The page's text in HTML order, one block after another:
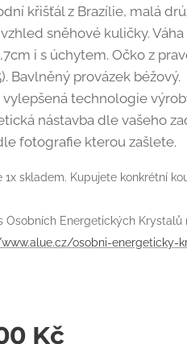
křišťál z Brazílie, malá
sněhové kuličky. Váha
i s úchytem. Očko z
Bavlněný provázek béžový.
vylepšená technologie
nástavba dle vašeho
fotografie kterou zašlete.
1x skladem. Kupujete konkrétní
Osobních Energetických Krystalů
osobni-energeticky-
Kč